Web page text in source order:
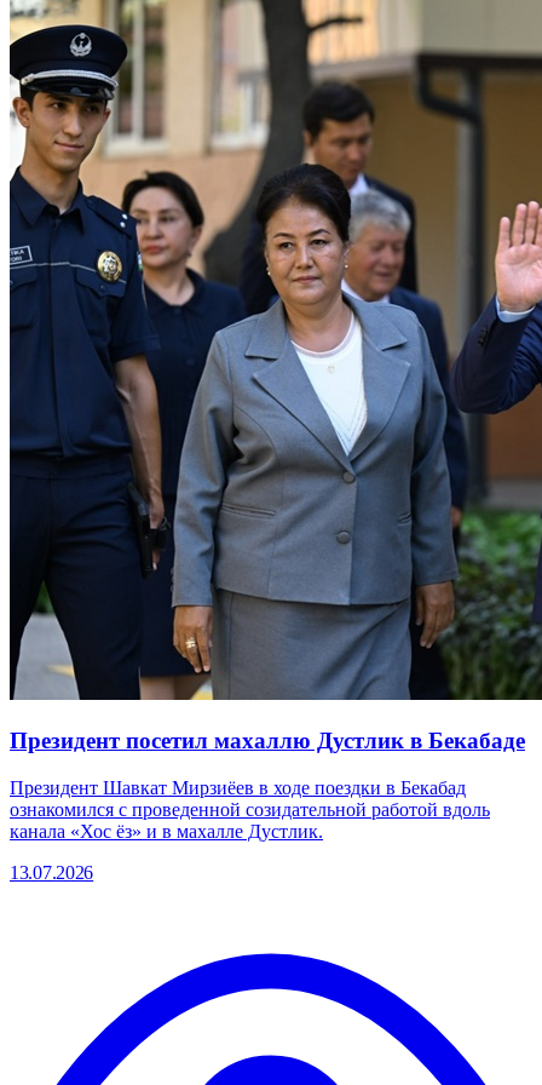
Президент посетил махаллю Дустлик в Бекабаде
Президент Шавкат Мирзиёев в ходе поездки в Бекабад
ознакомился с проведенной созидательной работой вдоль
канала «Хос ёз» и в махалле Дустлик.
13.07.2026